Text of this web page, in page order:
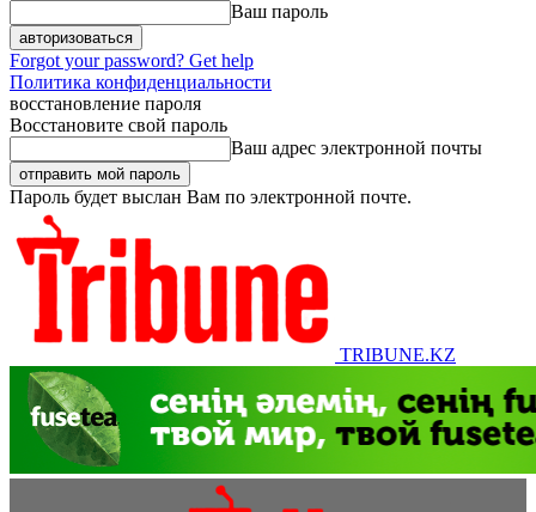
Ваш пароль
Forgot your password? Get help
Политика конфиденциальности
восстановление пароля
Восстановите свой пароль
Ваш адрес электронной почты
Пароль будет выслан Вам по электронной почте.
TRIBUNE.KZ